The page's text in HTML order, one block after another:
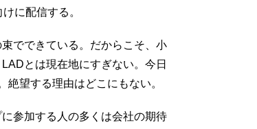
に配信する。
でできている。だからこそ、小
とは現在地にすぎない。今日
望する理由はどこにもない。
参加する人の多くは会社の期待